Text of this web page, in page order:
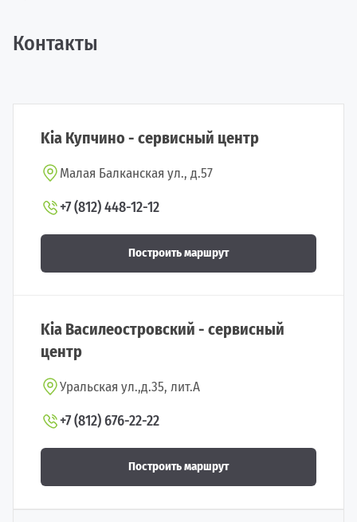
Контакты
Kia Купчино - сервисный центр
Малая Балканская ул., д.57
+7 (812) 448-12-12
Построить маршрут
Kia Василеостровский - сервисный
центр
Уральская ул.,д.35, лит.А
+7 (812) 676-22-22
Построить маршрут